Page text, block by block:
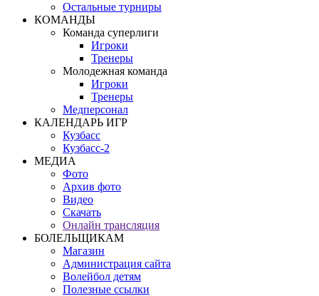
Остальные турниры
КОМАНДЫ
Команда суперлиги
Игроки
Тренеры
Молодежная команда
Игроки
Тренеры
Медперсонал
КАЛЕНДАРЬ ИГР
Кузбасс
Кузбасс-2
МЕДИА
Фото
Архив фото
Видео
Скачать
Онлайн трансляция
БОЛЕЛЬЩИКАМ
Магазин
Администрация сайта
Волейбол детям
Полезные ссылки